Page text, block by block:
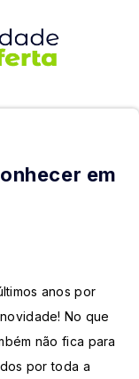
em
anos por
No que
não fica para
por toda a